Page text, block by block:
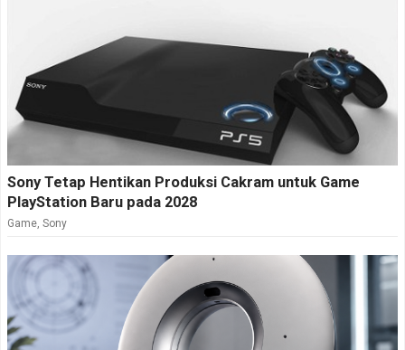
Sony Tetap Hentikan Produksi Cakram untuk Game
PlayStation Baru pada 2028
Game, Sony